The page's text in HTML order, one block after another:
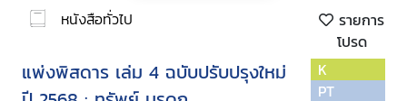
หนังสือทั่วไป
รายการ
โปรด
แพ่งพิสดาร เล่ม 4 ฉบับปรับปรุงใหม่
K
PT